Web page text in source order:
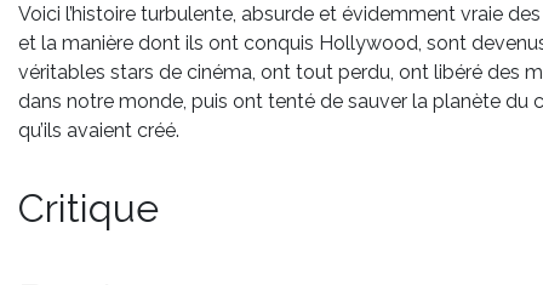
Voici l’histoire turbulente, absurde et évidemment vraie
et la manière dont ils ont conquis Hollywood, sont
véritables stars de cinéma, ont tout perdu, ont libéré des
dans notre monde, puis ont tenté de sauver la planète du
qu’ils avaient créé.
Critique